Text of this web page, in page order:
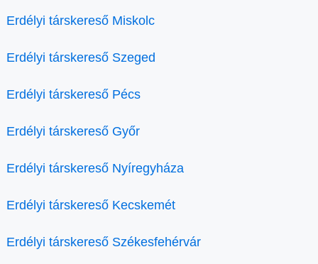
Erdélyi társkereső Miskolc
Erdélyi társkereső Szeged
Erdélyi társkereső Pécs
Erdélyi társkereső Győr
Erdélyi társkereső Nyíregyháza
Erdélyi társkereső Kecskemét
Erdélyi társkereső Székesfehérvár